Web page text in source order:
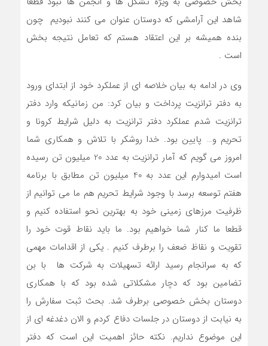
شاهد این آرامشی که دوستان عنوان می کنند نبودیم چون
بنده همیشه بر این اعتقاد هستم که تعامل نتیجه بخش
است .
وی در ادامه به بیان خلاصه ای از عملکرد خود از ابتدای ورود
به دفتر ترانزیت پرداخت و بیان کرد: من زمانیکه وارد دفتر
ترانزیت شدم عملکرد دفتر ترانزیت به دلیل شرایط کرونا و
تحریم و… پایین بود. خدا روشکر با تلاش و همکاری شما
امروز می گویم که آمار ترانزیت به عدد 20 میلیون تن رسیده
است امیدوارم این عدد به 40 میلیون تن مطابق با برنامه
هفتم توسعه برسد با وجود شرایط تحریم هم ما می توانیم از
ظرفیت مرزهای زمینی خود به بهترین نحو استفاده کنیم و
قطعا ما کنار شما خواهیم بود. ما باید نقاط قوت خود را
تقویت و نقاظ ضعف را برطرف کنیم . یکی از اقدامات مهمی
که به سرانجام رسید ارائه تسهیلات به شرکت ها با بن
تضامین بود که دچار مشکلاتی شده بود که با همکاری
دوستان بخش خصوصی برطرف شد. بحث ثبت سفارش را
به نیابت از دوستان در جلسات دفاع کردم و الان دغدغه ای از
این موضوع نداریم. نکته حائز اهمیت این است که دفتر